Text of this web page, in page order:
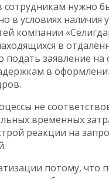
сотрудникам нужно
в условиях
компании
в
заявление на
в
не
временных
реакции на
потому, что